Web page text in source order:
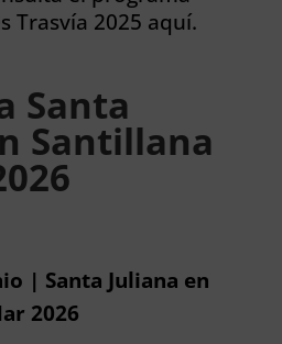
Trasvía 2025 aquí.
Santa
Santillana
| Santa Juliana en
2026